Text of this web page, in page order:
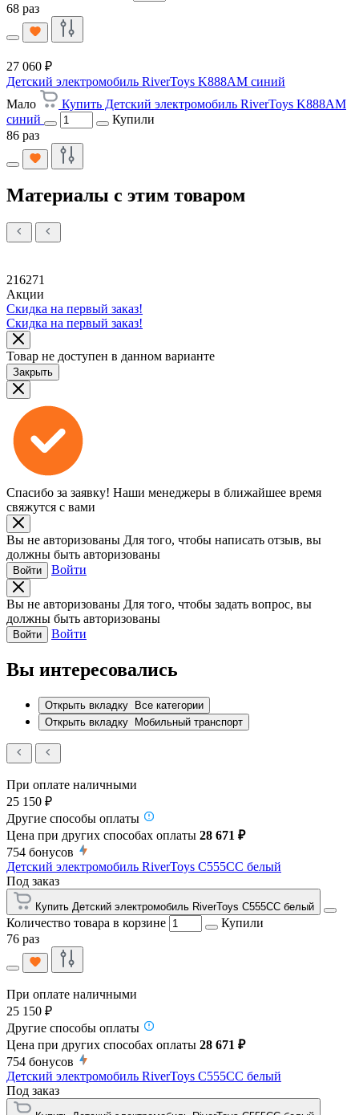
68 раз
27 060 ₽
Детский электромобиль RiverToys K888AM синий
Мало
Купить Детский электромобиль RiverToys K888AM
синий
Купили
86 раз
Материалы с этим товаром
216271
Акции
Скидка на первый заказ!
Скидка на первый заказ!
Товар не доступен в данном варианте
Закрыть
Спасибо за заявку! Наши менеджеры в ближайшее время
свяжутся с вами
Вы не авторизованы Для того, чтобы написать отзыв, вы
должны быть авторизованы
Войти Войти
Вы не авторизованы Для того, чтобы задать вопрос, вы
должны быть авторизованы
Войти Войти
Вы интересовались
Открыть вкладку
Все категории
Открыть вкладку
Мобильный транспорт
При оплате наличными
25 150 ₽
Другие способы оплаты
Цена при других способах оплаты 28 671 ₽
754 бонусов
Детский электромобиль RiverToys C555CC белый
Под заказ
Купить Детский электромобиль RiverToys C555CC белый
Количество товара в корзине
Купили
76 раз
При оплате наличными
25 150 ₽
Другие способы оплаты
Цена при других способах оплаты 28 671 ₽
754 бонусов
Детский электромобиль RiverToys C555CC белый
Под заказ